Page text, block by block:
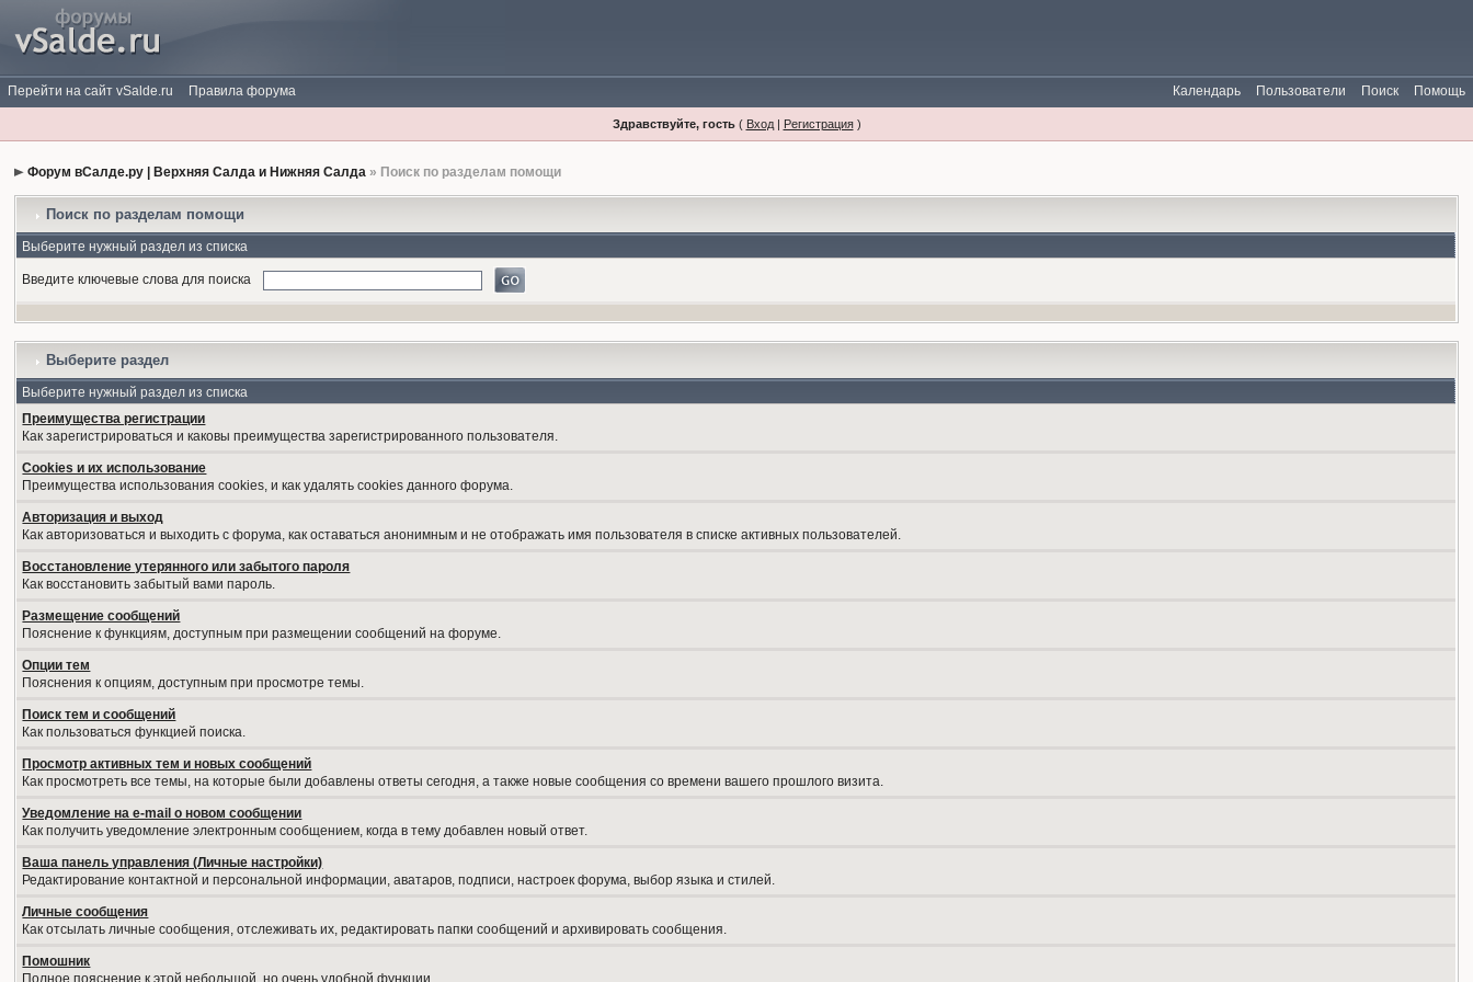
Перейти на сайт vSalde.ru Правила форума Помощь
Поиск
Пользователи
Календарь
Здравствуйте, гость( Вход| Регистрация)
Форум вСалде.ру | Верхняя Салда и Нижняя Салда » Поиск по разделам помощи
Поиск по разделам помощи
Выберите нужный раздел из списка
Введите ключевые слова для поиска
Выберите раздел
Выберите нужный раздел из списка
Преимущества регистрации
Как зарегистрироваться и каковы преимущества зарегистрированного пользователя.
Cookies и их использование
Преимущества использования cookies, и как удалять cookies данного форума.
Авторизация и выход
Как авторизоваться и выходить с форума, как оставаться анонимным и не отображать имя пользователя в списке активных пользователей.
Восстановление утерянного или забытого пароля
Как восстановить забытый вами пароль.
Размещение сообщений
Пояснение к функциям, доступным при размещении сообщений на форуме.
Опции тем
Пояснения к опциям, доступным при просмотре темы.
Поиск тем и сообщений
Как пользоваться функцией поиска.
Просмотр активных тем и новых сообщений
Как просмотреть все темы, на которые были добавлены ответы сегодня, а также новые сообщения со времени вашего прошлого визита.
Уведомление на е-mail о новом сообщении
Как получить уведомление электронным сообщением, когда в тему добавлен новый ответ.
Ваша панель управления (Личные настройки)
Редактирование контактной и персональной информации, аватаров, подписи, настроек форума, выбор языка и стилей.
Личные сообщения
Как отсылать личные сообщения, отслеживать их, редактировать папки сообщений и архивировать сообщения.
Помошник
Полное пояснение к этой небольшой, но очень удобной функции